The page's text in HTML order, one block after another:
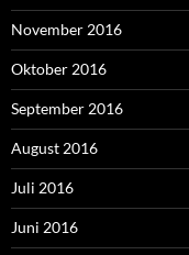
November 2016
Oktober 2016
September 2016
August 2016
Juli 2016
Juni 2016